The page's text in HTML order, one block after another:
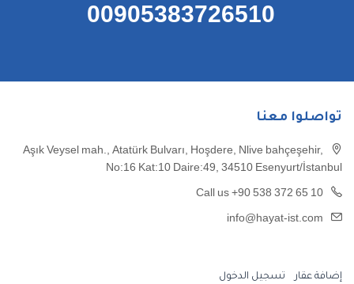
00905383726510
تواصلوا معنا
Aşık Veysel mah., Atatürk Bulvarı, Hoşdere, Nlive bahçeşehir,
No:16 Kat:10 Daire:49, 34510 Esenyurt/İstanbul
Call us +90 538 372 65 10
info@hayat-ist.com
إضافة عقار تسجيل الدخول